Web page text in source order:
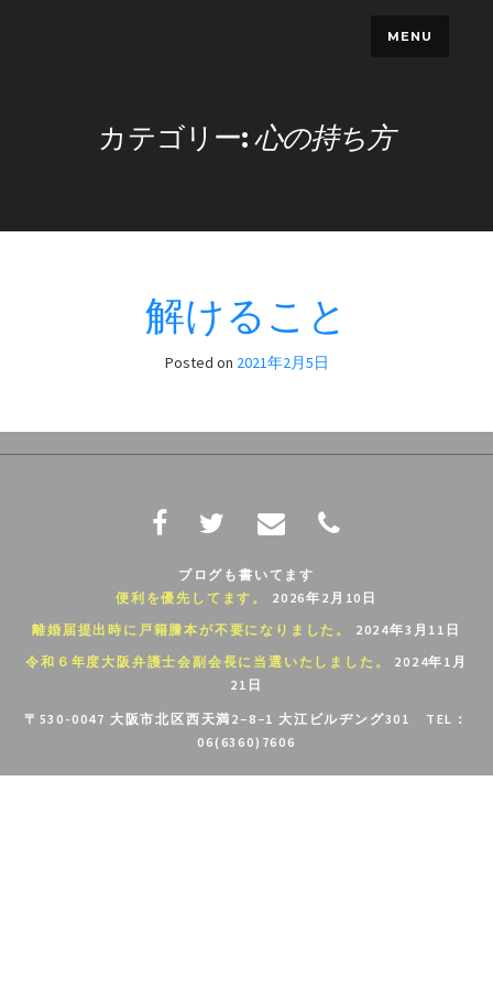
MENU
カテゴリー:心の持ち方
解けること
Posted on 2021年2月5日
ブログも書いてます
便利を優先してます。
2026年2月10日
離婚届提出時に戸籍謄本が不要になりました。
2024年3月11日
令和６年度大阪弁護士会副会長に当選いたしました。
2024年1月
21日
〒530-0047 大阪市北区西天満2−8−1 大江ビルヂング301 TEL：
06(6360)7606